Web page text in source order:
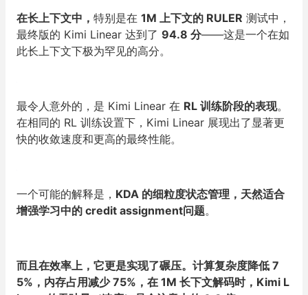
在长上下文中， 特别是在 1M 上下文的 RULER 测试中，
最终版的 Kimi Linear 达到了 94.8 分——这是一个在如
此长上下文下极为罕见的高分。
最令人意外的，是 Kimi Linear 在 RL 训练阶段的表现。
在相同的 RL 训练设置下，Kimi Linear 展现出了显著更
快的收敛速度和更高的最终性能。
一个可能的解释是， KDA 的细粒度状态管理，天然适合
增强学习中的 credit assignment问题。
而且在效率上，它更是实现了碾压。计算复杂度降低 7
5%，内存占用减少 75%，在 1M 长下文解码时，Kimi L